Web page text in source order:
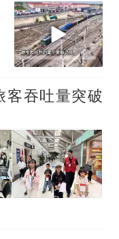
客吞吐量突破